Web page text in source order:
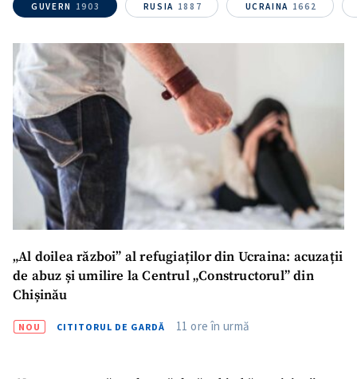
GUVERN 1903 RUSIA 1887 UCRAINA 1662
„Al doilea război” al refugiaților din Ucraina: acuzații
de abuz și umilire la Centrul „Constructorul” din
Chișinău
NOU CITITORUL DE GARDĂ 11 ore în urmă